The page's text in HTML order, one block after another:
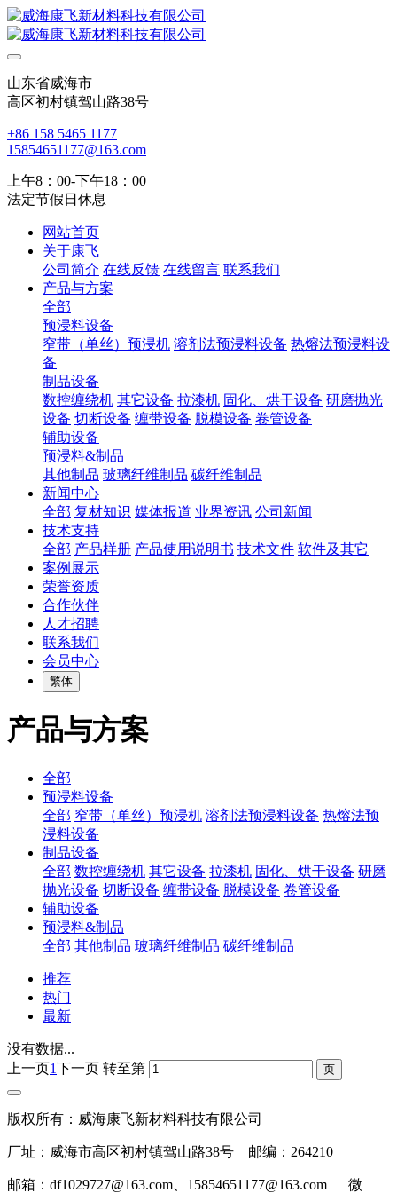
山东省威海市
高区初村镇驾山路38号
+86 158 5465 1177
15854651177@163.com
上午8：00-下午18：00
法定节假日休息
网站首页
关于康飞
公司简介 在线反馈 在线留言 联系我们
产品与方案
全部
预浸料设备
窄带（单丝）预浸机 溶剂法预浸料设备 热熔法预浸料设
备
制品设备
数控缠绕机 其它设备 拉漆机 固化、烘干设备 研磨抛光
设备 切断设备 缠带设备 脱模设备 卷管设备
辅助设备
预浸料&制品
其他制品 玻璃纤维制品 碳纤维制品
新闻中心
全部 复材知识 媒体报道 业界资讯 公司新闻
技术支持
全部 产品样册 产品使用说明书 技术文件 软件及其它
案例展示
荣誉资质
合作伙伴
人才招聘
联系我们
会员中心
繁体
产品与方案
全部
预浸料设备
全部 窄带（单丝）预浸机 溶剂法预浸料设备 热熔法预
浸料设备
制品设备
全部 数控缠绕机 其它设备 拉漆机 固化、烘干设备 研磨
抛光设备 切断设备 缠带设备 脱模设备 卷管设备
辅助设备
预浸料&制品
全部 其他制品 玻璃纤维制品 碳纤维制品
推荐
热门
最新
没有数据...
上一页1下一页 转至第
版权所有：威海康飞新材料科技有限公司
厂址：威海市高区初村镇驾山路38号 邮编：264210
邮箱：df1029727@163.com、15854651177@163.com 微